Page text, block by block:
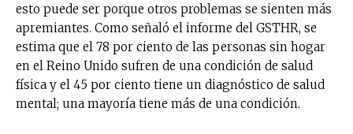
No te pierdas de las
últimas noticias
esto puede ser porque otros problemas se sienten más
apremiantes. Como señaló el informe del GSTHR, se
estima que el 78 por ciento de las personas sin hogar
en el Reino Unido sufren de una condición de salud
física y el 45 por ciento tiene un diagnóstico de salud
mental; una mayoría tiene más de una condición.